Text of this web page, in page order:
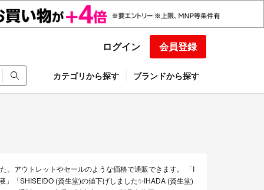
ログイン 会員登録
カテゴリから探す ブランドから探す
。アウトレットやセールのような価格で通販できます。 「I
「SHISEIDO (資生堂)の値下げしました✨IHADA (資生堂)